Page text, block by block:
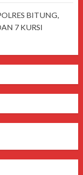
BITUNG,
7 KURSI